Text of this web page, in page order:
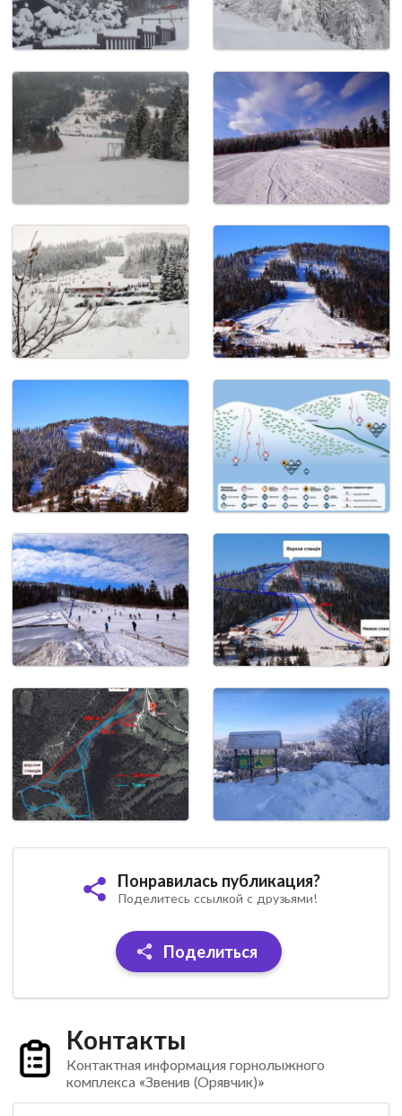
Понравилась публикация?
Поделитесь ссылкой с друзьями!
Поделиться
Контакты
Контактная информация горнолыжного
комплекса «Звенив (Орявчик)»